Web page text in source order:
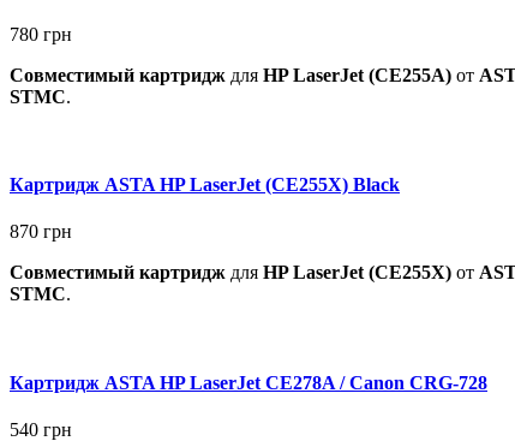
780 грн
Совместимый картридж для HPLaserJet (CE255A) от
STMC.
Картридж ASTA HP LaserJet (CE255X) Black
870 грн
Совместимый картридж для HPLaserJet (CE255X) от
STMC.
Картридж ASTA HP LaserJet CE278A / Canon CRG-728
540 грн